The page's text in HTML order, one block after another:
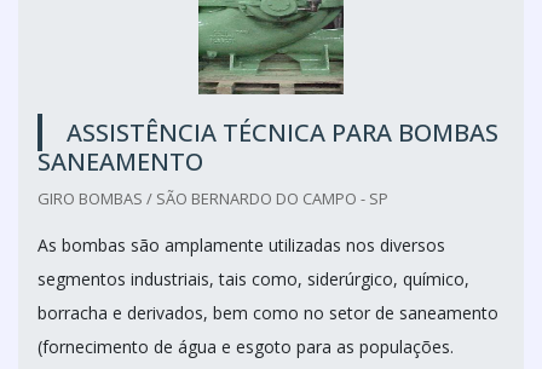
ASSISTÊNCIA TÉCNICA PARA BOMBAS
SANEAMENTO
GIRO BOMBAS / SÃO BERNARDO DO CAMPO - SP
As bombas são amplamente utilizadas nos diversos
segmentos industriais, tais como, siderúrgico, químico,
borracha e derivados, bem como no setor de saneamento
(fornecimento de água e esgoto para as populações.